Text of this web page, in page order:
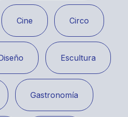
Cine Circo
Escultura
Gastronomía